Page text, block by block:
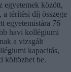
egyetemek között,
térítési díj összege
egyetemistára 76
havi kollégiumi
a vizsgált
kapacitás,
költözhet be.